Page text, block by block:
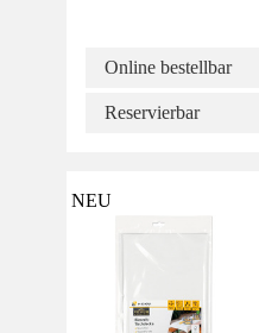
Online bestellbar
Reservierbar
NEU